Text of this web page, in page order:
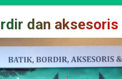
dan aksesoris